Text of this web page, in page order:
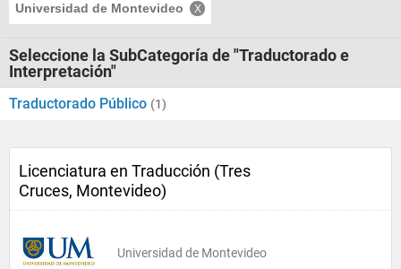
Universidad de Montevideo
Seleccione la SubCategoría de "Traductorado e
Interpretación"
Traductorado Público (1)
Licenciatura en Traducción (Tres
Cruces, Montevideo)
Universidad de Montevideo